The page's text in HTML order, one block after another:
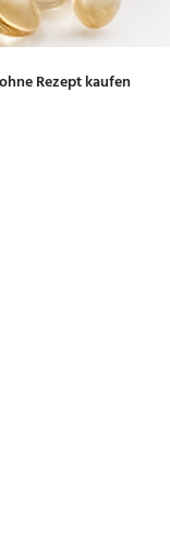
Rezept kaufen